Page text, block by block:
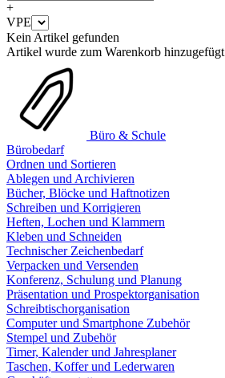
+
VPE
Kein Artikel gefunden
Artikel wurde zum Warenkorb hinzugefügt
Büro & Schule
Bürobedarf
Ordnen und Sortieren
Ablegen und Archivieren
Bücher, Blöcke und Haftnotizen
Schreiben und Korrigieren
Heften, Lochen und Klammern
Kleben und Schneiden
Technischer Zeichenbedarf
Verpacken und Versenden
Konferenz, Schulung und Planung
Präsentation und Prospektorganisation
Schreibtischorganisation
Computer und Smartphone Zubehör
Stempel und Zubehör
Timer, Kalender und Jahresplaner
Taschen, Koffer und Lederwaren